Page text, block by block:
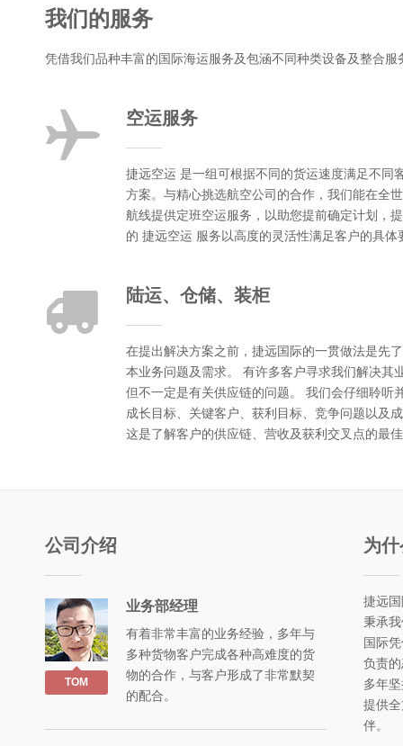
我们的服务
凭借我们品种丰富的国际海运服务及包涵不同种类设备及整合
空运服务
捷远空运 是一组可根据不同的货运速度满足不同
方案。与精心挑选航空公司的合作，我们能在全
航线提供定班空运服务，以助您提前确定计划，
的 捷远空运 服务以高度的灵活性满足客户的具体
陆运、仓储、装柜
在提出解决方案之前，捷远国际的一贯做法是先
本业务问题及需求。 有许多客户寻求我们解决其
但不一定是有关供应链的问题。 我们会仔细聆听
成长目标、关键客户、获利目标、竞争问题以及
这是了解客户的供应链、营收及获利交叉点的最
公司介绍
TOM
业务部经理
有着非常丰富的业务经验，多年与
多种货物客户完成各种高难度的货
物的合作，与客户形成了非常默契
的配合。
为
捷远
秉承
国际
负责
多年
提供
伴。